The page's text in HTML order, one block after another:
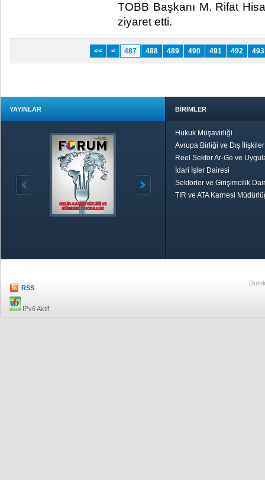
TOBB Başkanı M. Rifat
ziyaret etti.​
<< < 487 488 489 490 491 492 493
YAYINLAR BİRİMLER
Hukuk Müşavirliği
Avrupa Birliği ve Dış
Reel Sektör Ar-Ge ve
İdari İşler Dairesi
Sektörler ve Girişimcilik
TIR ve ATA Karnesi
RSS
IPv6 Aktif